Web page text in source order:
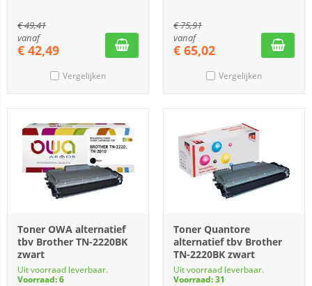
€49,41
vanaf
€ 42,49
Vergelijken
€75,91
vanaf
€ 65,02
Vergelijken
Toner OWA alternatief
tbv Brother TN-2220BK
zwart
Uit voorraad leverbaar.
Voorraad: 6
Toner Quantore
alternatief tbv Brother
TN-2220BK zwart
Uit voorraad leverbaar.
Voorraad: 31